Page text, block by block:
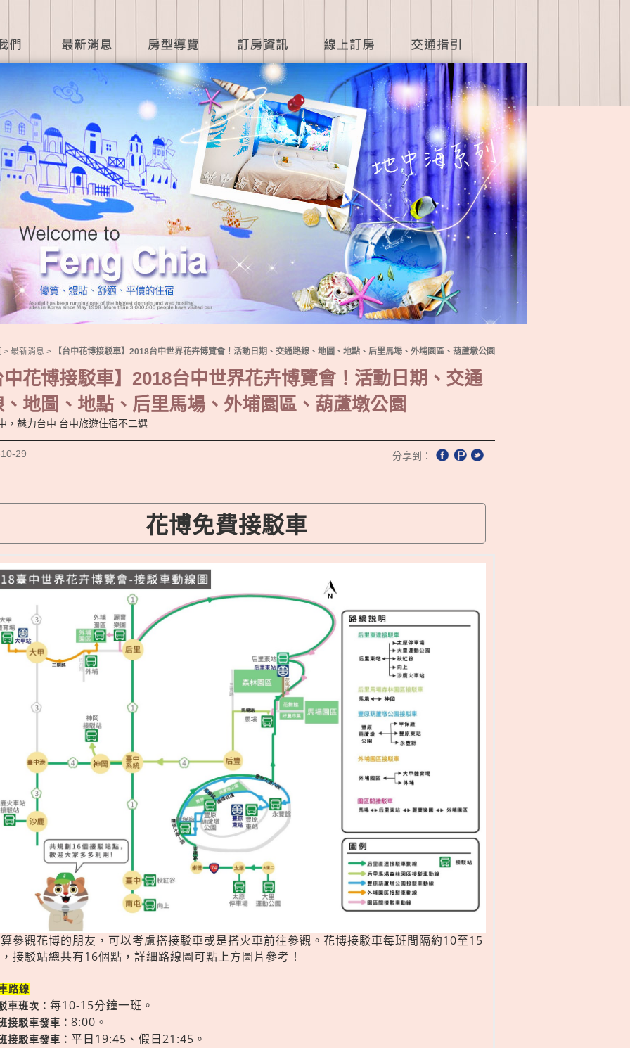
> 最新消息 > 【台中花博接駁車】2018台中世界花卉博覽會！活動日期、交通路線、地圖、地點、后里馬場、外埔園區、葫蘆墩公園
花博接駁車】2018台中世界花卉博覽會！活動日期、交通
地圖、地點、后里馬場、外埔園區、葫蘆墩公園
，魅力台中 台中旅遊住宿不二選
29 分享到：
花博免費接駁車
參觀花博的朋友，可以考慮搭接駁車或是搭火車前往參觀。花博接駁車每班間隔約10至15
接駁站總共有16個點，詳細路線圖可點上方圖片參考！
路線
車班次： 每10-15分鐘一班。
接駁車發車： 8:00。
接駁車發車： 平日19:45、假日21:45。